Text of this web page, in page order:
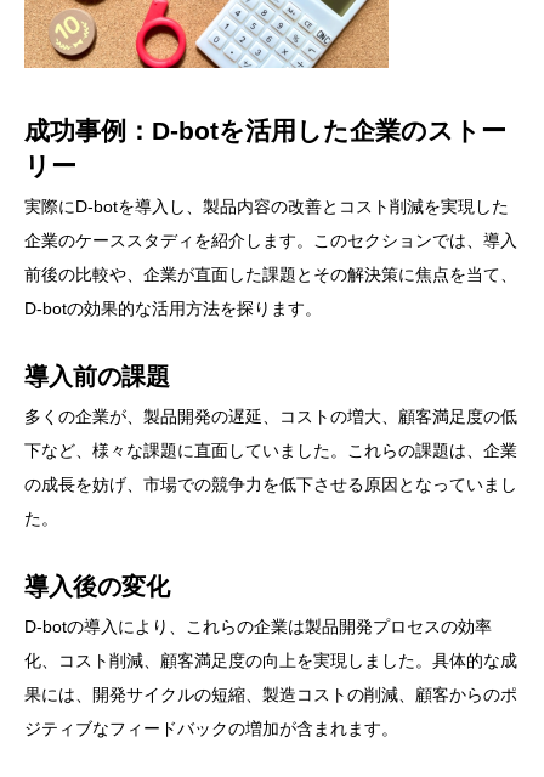
成功事例：D-botを活用した企業のストー
リー
実際にD-botを導入し、製品内容の改善とコスト削減を実現した
企業のケーススタディを紹介します。このセクションでは、導入
前後の比較や、企業が直面した課題とその解決策に焦点を当て、
D-botの効果的な活用方法を探ります。
導入前の課題
多くの企業が、製品開発の遅延、コストの増大、顧客満足度の低
下など、様々な課題に直面していました。これらの課題は、企業
の成長を妨げ、市場での競争力を低下させる原因となっていまし
た。
導入後の変化
D-botの導入により、これらの企業は製品開発プロセスの効率
化、コスト削減、顧客満足度の向上を実現しました。具体的な成
果には、開発サイクルの短縮、製造コストの削減、顧客からのポ
ジティブなフィードバックの増加が含まれます。